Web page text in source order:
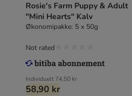
Rosie's Farm Puppy & Adult
"Mini Hearts" Kalv
Økonomipakke: 5 x 50g
Individuelt 74,50 kr
58,90 kr
Not rated